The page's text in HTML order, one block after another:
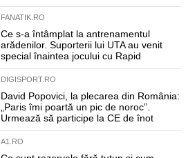
FANATIK.RO
Ce s-a întâmplat la antrenamentul
arădenilor. Suporterii lui UTA au venit
special înaintea jocului cu Rapid
DIGISPORT.RO
David Popovici, la plecarea din România:
„Paris îmi poartă un pic de noroc”.
Urmează să participe la CE de înot
A1.RO